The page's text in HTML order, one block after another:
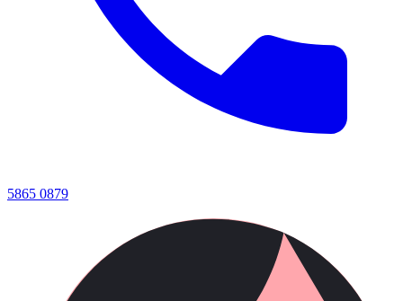
5865 0879